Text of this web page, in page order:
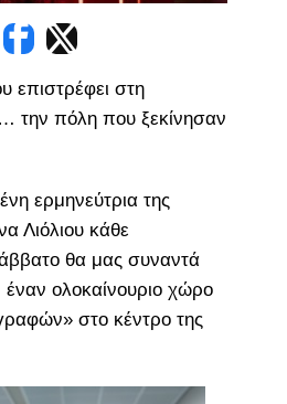
επιστρέφει στη
την πόλη που ξεκίνησαν
ερμηνεύτρια της
Λιόλιου κάθε
θα μας συναντά
ολοκαίνουριο χώρο
στο κέντρο της